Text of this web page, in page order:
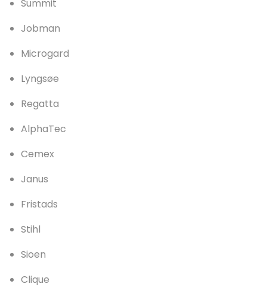
Summit
Jobman
Microgard
Lyngsøe
Regatta
AlphaTec
Cemex
Janus
Fristads
Stihl
Sioen
Clique